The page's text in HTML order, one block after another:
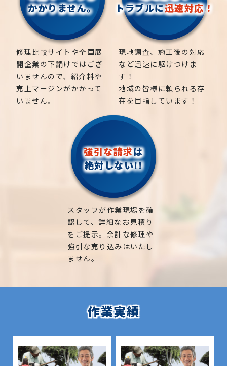
かかりません。
修理比較サイトや全国展
開企業の下請けではござ
いませんので、紹介料や
売上マージンがかかって
いません。
トラブルに迅速対応！
現地調査、施工後の対応
など迅速に駆けつけま
す！
地域の皆様に頼られる存
在を目指しています！
強引な請求は
絶対しない!!
スタッフが作業現場を確
認して、詳細なお見積り
をご提示。余計な修理や
強引な売り込みはいたし
ません。
作業実績